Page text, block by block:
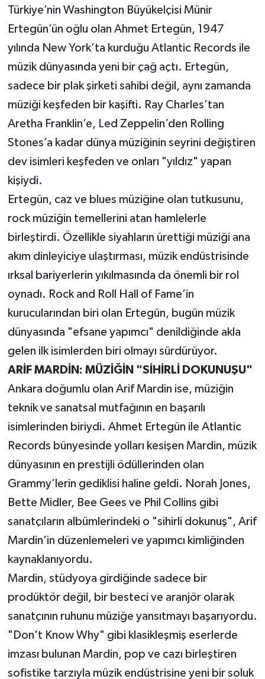
Türkiye’nin Washington Büyükelçisi Münir
Ertegün’ün oğlu olan Ahmet Ertegün, 1947
yılında New York’ta kurduğu Atlantic Records ile
müzik dünyasında yeni bir çağ açtı. Ertegün,
sadece bir plak şirketi sahibi değil, aynı zamanda
müziği keşfeden bir kaşifti. Ray Charles’tan
Aretha Franklin’e, Led Zeppelin’den Rolling
Stones’a kadar dünya müziğinin seyrini değiştiren
dev isimleri keşfeden ve onları "yıldız" yapan
kişiydi.
Ertegün, caz ve blues müziğine olan tutkusunu,
rock müziğin temellerini atan hamlelerle
birleştirdi. Özellikle siyahların ürettiği müziği ana
akım dinleyiciye ulaştırması, müzik endüstrisinde
ırksal bariyerlerin yıkılmasında da önemli bir rol
oynadı. Rock and Roll Hall of Fame’in
kurucularından biri olan Ertegün, bugün müzik
dünyasında "efsane yapımcı" denildiğinde akla
gelen ilk isimlerden biri olmayı sürdürüyor.
ARİF MARDİN: MÜZİĞİN "SİHİRLİ DOKUNUŞU"
Ankara doğumlu olan Arif Mardin ise, müziğin
teknik ve sanatsal mutfağının en başarılı
isimlerinden biriydi. Ahmet Ertegün ile Atlantic
Records bünyesinde yolları kesişen Mardin, müzik
dünyasının en prestijli ödüllerinden olan
Grammy’lerin gediklisi haline geldi. Norah Jones,
Bette Midler, Bee Gees ve Phil Collins gibi
sanatçıların albümlerindeki o "sihirli dokunuş", Arif
Mardin’in düzenlemeleri ve yapımcı kimliğinden
kaynaklanıyordu.
Mardin, stüdyoya girdiğinde sadece bir
prodüktör değil, bir besteci ve aranjör olarak
sanatçının ruhunu müziğe yansıtmayı başarıyordu.
"Don't Know Why" gibi klasikleşmiş eserlerde
imzası bulunan Mardin, pop ve cazı birleştiren
sofistike tarzıyla müzik endüstrisine yeni bir soluk